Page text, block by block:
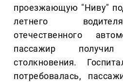
проезжающую "Ниву"
летнего
отечественного
пассажир
столкновения.
потребовалась,